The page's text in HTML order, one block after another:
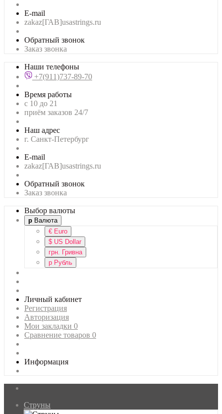
E-mail
zakaz[ГАВ]usastrings.ru
Обратный звонок
Заказ звонка
Наши телефоны
+7(911)737-89-70
Время работы
с 10 до 21
приём заказов 24/7
Наш адрес
г. Санкт-Петербург
E-mail
zakaz[ГАВ]usastrings.ru
Обратный звонок
Заказ звонка
Выбор валюты
р Валюта
€ Euro
$ US Dollar
грн. Гривна
р Рубль
Личный кабинет
Регистрация
Авторизация
Мои закладки 0
Сравнение товаров 0
Информация
Струны